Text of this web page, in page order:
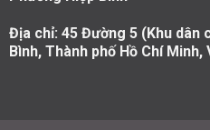
Địa chỉ: 45 Đường 5 (Khu dân
Bình, Thành phố Hồ Chí Minh,